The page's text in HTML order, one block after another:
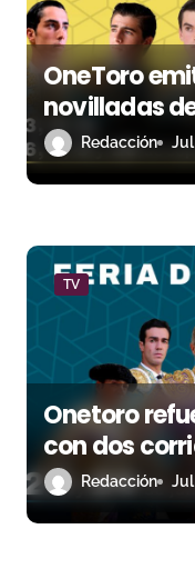
e
e
n
t
a
OneToro
novilladas
Redacción Jul
TV
Onetoro
con dos
directo
Redacción Jul